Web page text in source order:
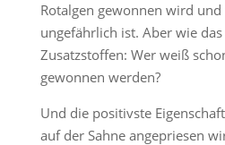
Rotalgen gewonnen wird
ungefährlich ist. Aber wie
Zusatzstoffen: Wer weiß
gewonnen werden?
Und die positivste
auf der Sahne angepriesen